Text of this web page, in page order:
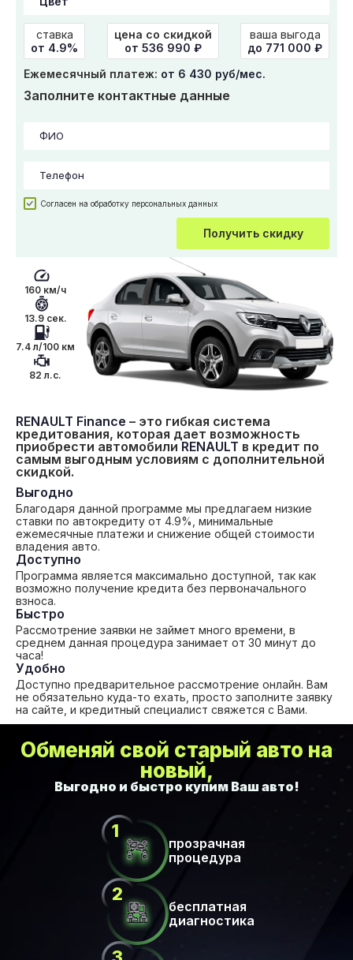
ставка
от 4.9%
цена со скидкой
от 536 990 ₽
ваша выгода
до 771 000 ₽
Ежемесячный платеж: от 6 430 руб/мес.
Заполните контактные данные
Согласен на обработку персональных данных
Получить скидку
160 км/ч
13.9 сек.
7.4 л/100 км
82 л.с.
RENAULT Finance – это гибкая система
кредитования, которая дает возможность
приобрести автомобилиRENAULT в кредит по
самым выгодным условиям с дополнительной
скидкой.
Выгодно
Благодаря данной программе мы предлагаем низкие
ставки по автокредиту от 4.9%, минимальные
ежемесячные платежи и снижение общей стоимости
владения авто.
Доступно
Программа является максимально доступной, так как
возможно получение кредита без первоначального
взноса.
Быстро
Рассмотрение заявки не займет много времени, в
среднем данная процедура занимает от 30 минут до
часа!
Удобно
Доступно предварительное рассмотрение онлайн. Вам
не обязательно куда-то ехать, просто заполните заявку
на сайте, и кредитный специалист свяжется с Вами.
Обменяй свой старый авто на
новый,
прозрачная
процедура
бесплатная
диагностика